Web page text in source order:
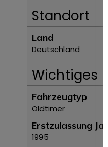
Standort
Land
Deutschland
Wichtiges
Fahrzeugtyp
Oldtimer
Erstzulassung Jahr
1995